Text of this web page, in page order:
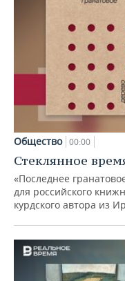
Общество 00:00
Стеклянное
«Последнее
для российского
курдского автора из